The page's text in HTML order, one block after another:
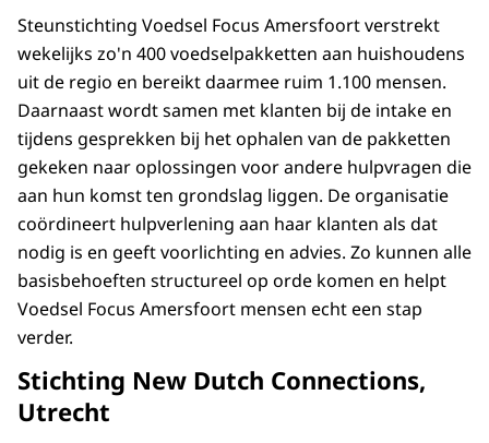
Steunstichting Voedsel Focus Amersfoort verstrekt
wekelijks zo'n 400 voedselpakketten aan huishoudens
uit de regio en bereikt daarmee ruim 1.100 mensen.
Daarnaast wordt samen met klanten bij de intake en
tijdens gesprekken bij het ophalen van de pakketten
gekeken naar oplossingen voor andere hulpvragen die
aan hun komst ten grondslag liggen. De organisatie
coördineert hulpverlening aan haar klanten als dat
nodig is en geeft voorlichting en advies. Zo kunnen alle
basisbehoeften structureel op orde komen en helpt
Voedsel Focus Amersfoort mensen echt een stap
verder.
Stichting New Dutch Connections,
Utrecht